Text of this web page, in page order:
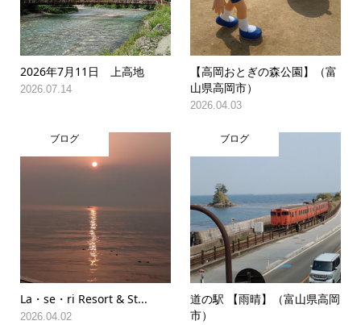
2026年7月11日 上高地
2026.07.14
【高岡おとぎの森公園】（富
山県高岡市）
2026.04.03
ブログ
La・se・ri Resort & St...
2026.04.02
ブログ
道の駅 【雨晴】（富山県高岡
市）